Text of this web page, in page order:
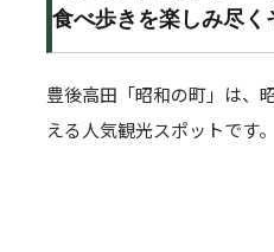
食べ歩きを楽しみ尽く
豊後高田「昭和の町」は、
える人気観光スポットです。